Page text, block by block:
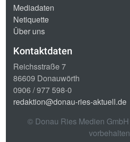
Mediadaten
Netiquette
Über uns
Kontaktdaten
Reichsstraße 7
86609 Donauwörth
0906 / 977 598-0
redaktion@donau-ries-aktuell.de
© Donau Ries Medien GmbH
vorbehalten